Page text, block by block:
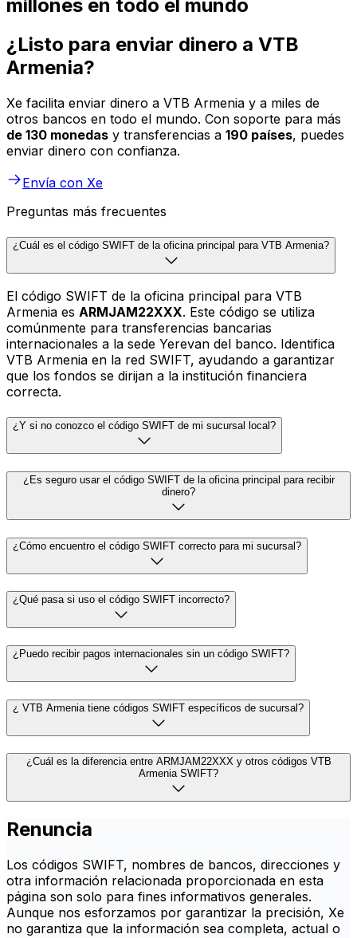
millones en todo el mundo
¿Listo para enviar dinero a VTB
Armenia?
Xe facilita enviar dinero a VTB Armenia y a miles de
otros bancos en todo el mundo. Con soporte para más
de 130 monedas y transferencias a 190 países, puedes
enviar dinero con confianza.
Envía con Xe
Preguntas más frecuentes
¿Cuál es el código SWIFT de la oficina principal para VTB Armenia?
El código SWIFT de la oficina principal para VTB
Armenia es ARMJAM22XXX. Este código se utiliza
comúnmente para transferencias bancarias
internacionales a la sede Yerevan del banco. Identifica
VTB Armenia en la red SWIFT, ayudando a garantizar
que los fondos se dirijan a la institución financiera
correcta.
¿Y si no conozco el código SWIFT de mi sucursal local?
¿Es seguro usar el código SWIFT de la oficina principal para recibir
dinero?
¿Cómo encuentro el código SWIFT correcto para mi sucursal?
¿Qué pasa si uso el código SWIFT incorrecto?
¿Puedo recibir pagos internacionales sin un código SWIFT?
¿ VTB Armenia tiene códigos SWIFT específicos de sucursal?
¿Cuál es la diferencia entre ARMJAM22XXX y otros códigos VTB
Armenia SWIFT?
Renuncia
Los códigos SWIFT, nombres de bancos, direcciones y
otra información relacionada proporcionada en esta
página son solo para fines informativos generales.
Aunque nos esforzamos por garantizar la precisión, Xe
no garantiza que la información sea completa, actual o